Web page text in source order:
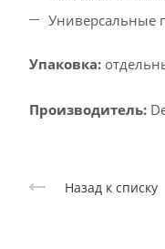
Универсальные
Упаковка:
Производитель:
Назад к списку